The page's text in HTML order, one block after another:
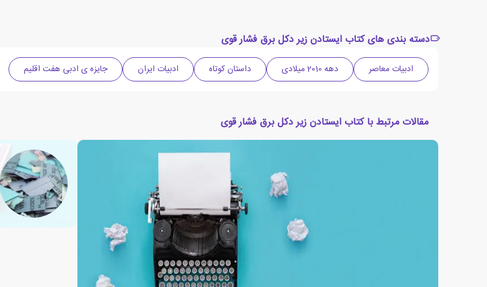
دسته بندی های کتاب ایستادن زیر دکل برق فشار قوی
ادبیات معاصر دهه 2010 میلادی داستان کوتاه ادبیات ایران جایزه ی ادبی هفت اقلیم
مقالات مرتبط با کتاب ایستادن زیر دکل برق فشار قوی